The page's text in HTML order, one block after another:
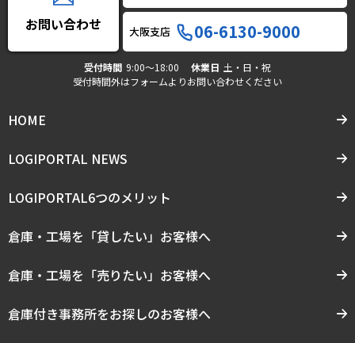
お問い合わせ 大阪支店 06-6130-9000
受付時間 9:00〜18:00 休業日 土・日・祝
受付時間外はフォームよりお問い合わせください
HOME
LOGIPORTAL NEWS
LOGIPORTAL6つのメリット
倉庫・工場を「貸したい」お客様へ
倉庫・工場を「売りたい」お客様へ
倉庫付き事務所をお探しのお客様へ